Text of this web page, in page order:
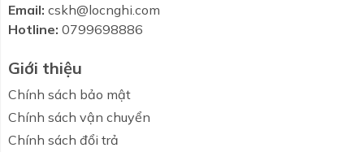
Email: cskh@locnghi.com
Hotline: 0799698886
Giới thiệu
Chính sách bảo mật
Chính sách vận chuyển
Chính sách đổi trả